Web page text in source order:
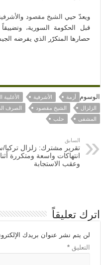
ويعدّ حيي الشيخ مقصود و
قبل الحكومة السورية،
حصارها المتكرّر الذي يفرضه
الوسوم أزمة الأشرفية الأغلبية
الزلزال
الشيخ مقصود الصرف
المشفى
حلب
السابق
تقرير مشترك: زلزال تركيا/
انتهاكات واسعة ومتكررة
وعقب الاستجابة
اترك تعليقاً
لن يتم نشر عنوان بريدك
التعليق*